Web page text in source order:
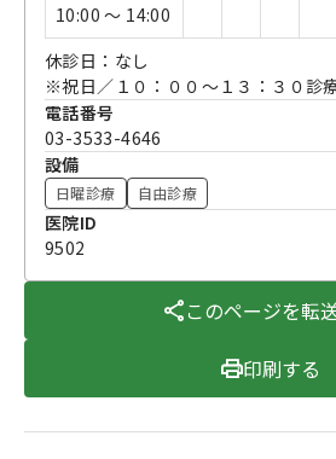
10:00 〜 14:00
休診日：なし
※祝日／１０：００～１３：３０診
電話番号
03-3533-4646
設備
日曜診療 自由診療
医院ID
9502
このページを転
印刷する